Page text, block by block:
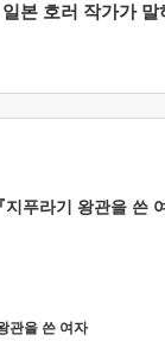
본 호러 작가가
지푸라기 왕관을 쓴
관을 쓴 여자